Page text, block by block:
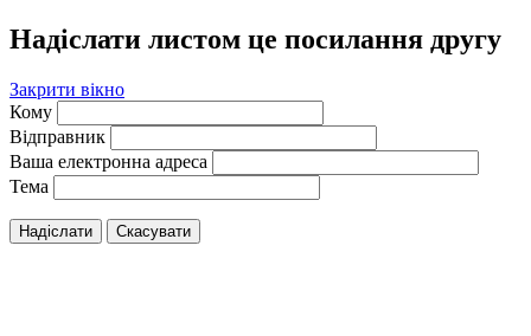
Надіслати листом це посилання другу
Закрити вікно
Кому
Відправник
Ваша електронна адреса
Тема
Надіслати Скасувати